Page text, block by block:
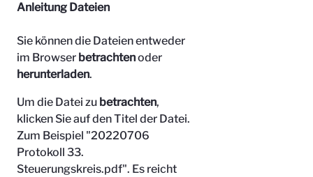
Anleitung Dateien
Sie können die Dateien entweder
im Browser betrachtenoder
herunterladen.
Um die Datei zu betrachten,
klicken Sie auf den Titel der Datei.
Zum Beispiel "20220706
Protokoll 33.
Steuerungskreis.pdf". Es reicht